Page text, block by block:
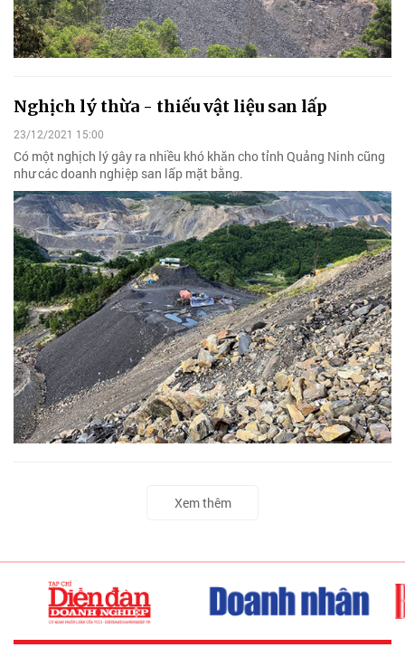
Nghịch lý thừa - thiếu vật liệu san lấp
23/12/2021 15:00
Có một nghịch lý gây ra nhiều khó khăn cho tỉnh Quảng Ninh cũng
như các doanh nghiệp san lấp mặt bằng.
Xem thêm